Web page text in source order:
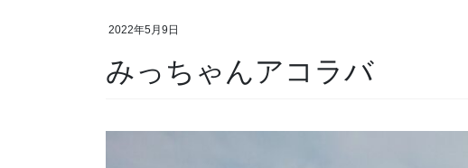
2022年5月9日
みっちゃんアコラバ